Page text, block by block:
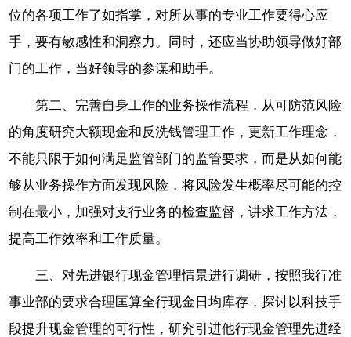
位的各项工作了如指掌，对所从事的专业工作要得心应
手，要有敏感性和洞察力。同时，还应当协助领导做好部
门的工作，当好领导的参谋和助手。
第二、完善自身工作的业务操作流程，从可防范风险
的角度研究大额现金和反洗钱管理工作，更新工作理念，
不能只限于如何满足监管部门的监管要求，而是从如何能
够从业务操作方面发现风险，将风险发生概率尽可能的控
制在最小，加强对支行业务的检查监督，讲求工作方法，
提高工作效率和工作质量。
三、对先进银行现金管理情景进行调研，按照我行准
事业部的要求合理匡算全行现金日均库存，探讨以科技手
段提升现金管理的可行性，研究引进他行现金管理先进经